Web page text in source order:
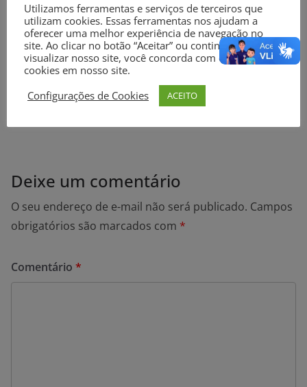
45ª Expointer é lançada com expectativa de público
Fapergs e Fiocruz destinam R$ 4 milhões a projetos
Deixe um comentário
O seu endereço de e-mail não será publicado. Campos
obrigatórios são marcados com *
Comentário *
Utilizamos ferramentas e serviços de terceiros que
utilizam cookies. Essas ferramentas nos ajudam a
oferecer uma melhor experiência de navegação no
site. Ao clicar no botão “Aceitar” ou continuar a
visualizar nosso site, você concorda com o uso de
cookies em nosso site.
Configurações de Cookies
ACEITO